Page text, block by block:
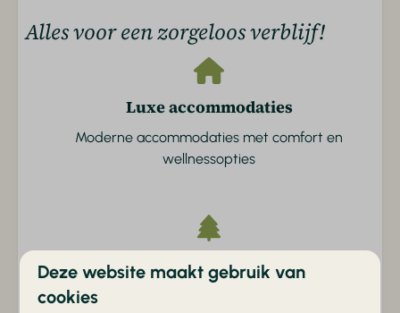
Tuinmeubels
Parkvoorzieningen
Binnenzwembad
Buitenspeeltuin
Kinderboerderij
Alles voor een zorgeloos verblijf!
Luxe accommodaties
Moderne accommodaties met comfort en
wellnessopties
Unieke natuurbeleving
Tussen de Utrechtse Heuvelrug en de Veluwe in
Deze website maakt gebruik van
cookies